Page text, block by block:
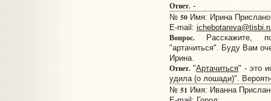
Ответ.-
№ 50Имя: Ирина
E-mail:
Вопрос.Расскажите,
"артачиться". Буду Вам
Ирина.
Ответ."Артачиться" - это
удила (о лошади)".
№ 51 Имя: Иванна